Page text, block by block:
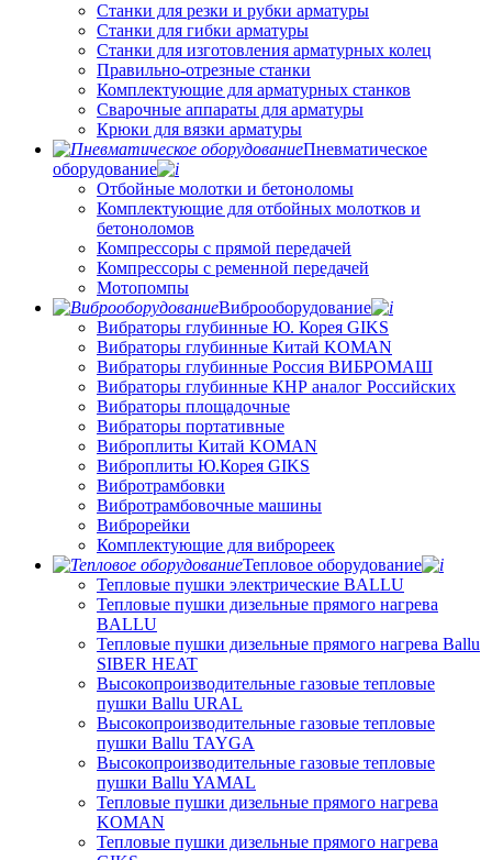
Станки для резки и рубки арматуры
Станки для гибки арматуры
Станки для изготовления арматурных колец
Правильно-отрезные станки
Комплектующие для арматурных станков
Сварочные аппараты для арматуры
Крюки для вязки арматуры
Пневматическое
оборудование
Отбойные молотки и бетоноломы
Комплектующие для отбойных молотков и
бетоноломов
Компрессоры с прямой передачей
Компрессоры с ременной передачей
Мотопомпы
Виброоборудование
Вибраторы глубинные Ю. Корея GIKS
Вибраторы глубинные Китай KOMAN
Вибраторы глубинные Россия ВИБРОМАШ
Вибраторы глубинные КНР аналог Российских
Вибраторы площадочные
Вибраторы портативные
Виброплиты Китай KOMAN
Виброплиты Ю.Корея GIKS
Вибротрамбовки
Вибротрамбовочные машины
Виброрейки
Комплектующие для виброреек
Тепловое оборудование
Тепловые пушки электрические BALLU
Тепловые пушки дизельные прямого нагрева
BALLU
Тепловые пушки дизельные прямого нагрева Ballu
SIBER HEAT
Высокопроизводительные газовые тепловые
пушки Ballu URAL
Высокопроизводительные газовые тепловые
пушки Ballu TAYGA
Высокопроизводительные газовые тепловые
пушки Ballu YAMAL
Тепловые пушки дизельные прямого нагрева
KOMAN
Тепловые пушки дизельные прямого нагрева